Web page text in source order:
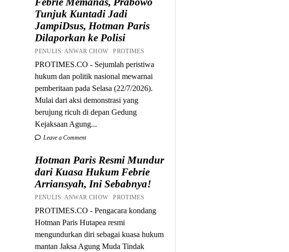
Tunjuk Kuntadi Jadi
JampiDsus, Hotman Paris
Dilaporkan ke Polisi
PENULIS: ANWAR CHOW PROTIMES
PROTIMES.CO - Sejumlah peristiwa
hukum dan politik nasional mewarnai
pemberitaan pada Selasa (22/7/2026).
Mulai dari aksi demonstrasi yang
berujung ricuh di depan Gedung
Kejaksaan Agung...
Leave a Comment
Hotman Paris Resmi Mundur
dari Kuasa Hukum Febrie
Arriansyah, Ini Sebabnya!
PENULIS: ANWAR CHOW PROTIMES
PROTIMES.CO - Pengacara kondang
Hotman Paris Hutapea resmi
mengundurkan diri sebagai kuasa hukum
mantan Jaksa Agung Muda Tindak